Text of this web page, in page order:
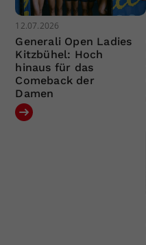
12.07.2026
Generali Open Ladies
Kitzbühel: Hoch
hinaus für das
Comeback der
Damen